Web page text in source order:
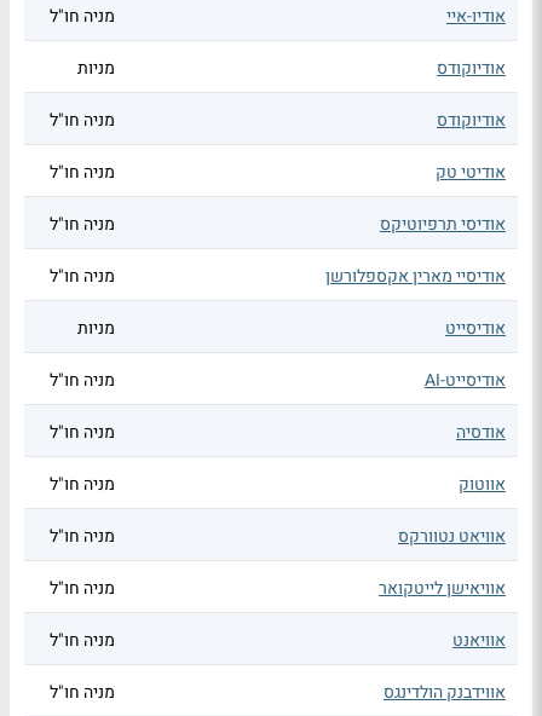
אודיו-איי מניה חו"ל
אודיוקודס מניות
אודיוקודס מניה חו"ל
אודיטי טק מניה חו"ל
אודיסי תרפיוטיקס מניה חו"ל
אודיסיי מארין אקספלורשן מניה חו"ל
אודיסייט מניות
אודיסייט-AI מניה חו"ל
אודסיה מניה חו"ל
אווטוק מניה חו"ל
אוויאט נטוורקס מניה חו"ל
אוויאישן לייטקואר מניה חו"ל
אוויאנט מניה חו"ל
אווידבנק הולדינגס מניה חו"ל